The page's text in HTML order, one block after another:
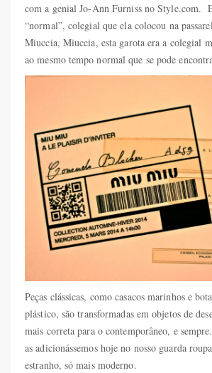
com a genial Jo-Ann Furniss no Style.com.
“normal”, colegial que ela colocou na
Miuccia, Miuccia, esta garota era a colegial
ao mesmo tempo normal que se pode
Peças clássicas, como casacos marinhos e
plástico, são transformadas em objetos de
mais correta para o contemporâneo, e
as adicionássemos hoje no nosso guarda
estranho, só mais moderno.